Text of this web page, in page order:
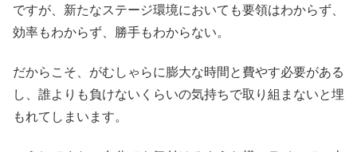
ですが、新たなステージ環境においても要領はわからず、
効率もわからず、勝手もわからない。
だからこそ、がむしゃらに膨大な時間と費やす必要がある
し、誰よりも負けないくらいの気持ちで取り組まないと埋
もれてしまいます。